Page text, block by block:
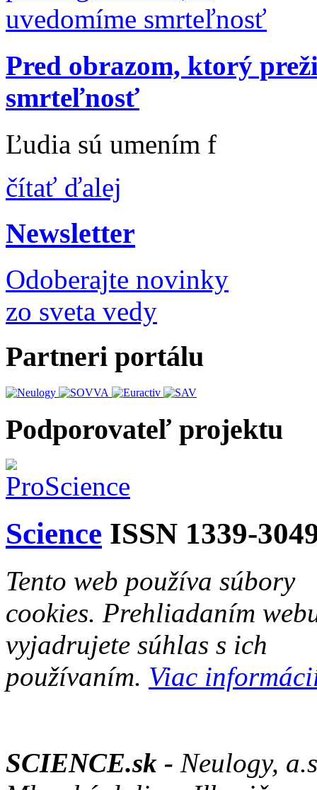
Pred obrazom, ktorý
smrteľnosť
Ľudia sú umením f
čítať ďalej
Newsletter
Odoberajte novinky
zo sveta vedy
Partneri portálu
Podporovateľ projektu
Science ISSN 1339-
Tento web používa súbory
cookies. Prehliadaním
vyjadrujete súhlas s ich
používaním. Viac
SCIENCE.sk - Neulogy,